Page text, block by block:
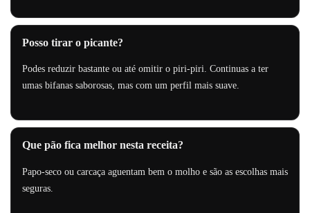
Posso tirar o picante?
Podes reduzir bastante ou até omitir o piri-piri. Continuas a ter
umas bifanas saborosas, mas com um perfil mais suave.
Que pão fica melhor nesta receita?
Papo-seco ou carcaça aguentam bem o molho e são as escolhas mais
seguras.